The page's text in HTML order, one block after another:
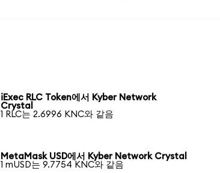
iExec RLC Token에서 Kyber Network
Crystal
1 RLC는 2.6996 KNC와 같음
MetaMask USD에서 Kyber Network Crystal
1 mUSD는 9.7754 KNC와 같음